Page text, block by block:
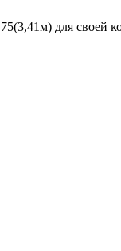
для своей